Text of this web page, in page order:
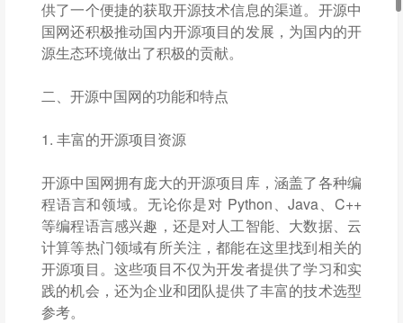
供了一个便捷的获取开源技术信息的渠道。开源中
国网还积极推动国内开源项目的发展，为国内的开
源生态环境做出了积极的贡献。
二、开源中国网的功能和特点
1. 丰富的开源项目资源
开源中国网拥有庞大的开源项目库，涵盖了各种编
程语言和领域。无论你是对 Python、Java、C++
等编程语言感兴趣，还是对人工智能、大数据、云
计算等热门领域有所关注，都能在这里找到相关的
开源项目。这些项目不仅为开发者提供了学习和实
践的机会，还为企业和团队提供了丰富的技术选型
参考。